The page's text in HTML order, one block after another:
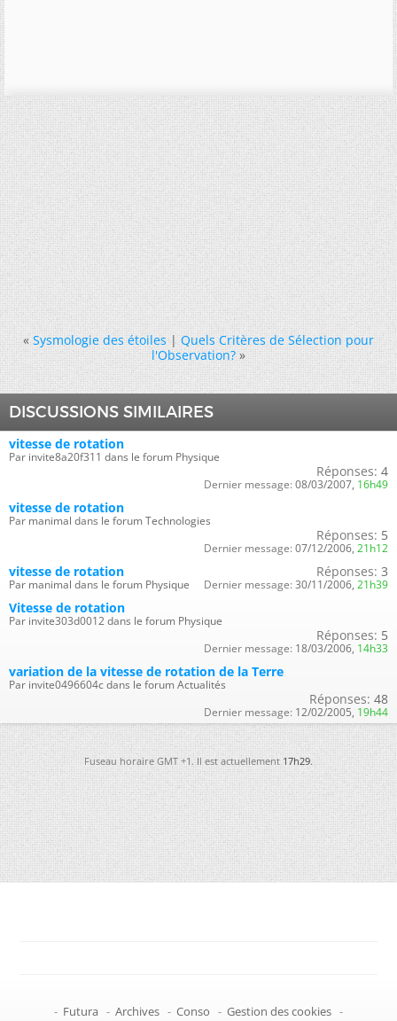
« Sysmologie des étoiles|Quels Critères de Sélection pour
l'Observation? »
DISCUSSIONS SIMILAIRES
vitesse de rotation
Par invite8a20f311 dans le forum Physique
Réponses: 4
Dernier message: 08/03/2007, 16h49
vitesse de rotation
Par manimal dans le forum Technologies
Réponses: 5
Dernier message: 07/12/2006, 21h12
vitesse de rotation
Par manimal dans le forum Physique
Réponses: 3
Dernier message: 30/11/2006, 21h39
Vitesse de rotation
Par invite303d0012 dans le forum Physique
Réponses: 5
Dernier message: 18/03/2006, 14h33
variation de la vitesse de rotation de la Terre
Par invite0496604c dans le forum Actualités
Réponses: 48
Dernier message: 12/02/2005, 19h44
Fuseau horaire GMT +1. Il est actuellement17h29.
- Futura - Archives - Conso - Gestion des cookies -